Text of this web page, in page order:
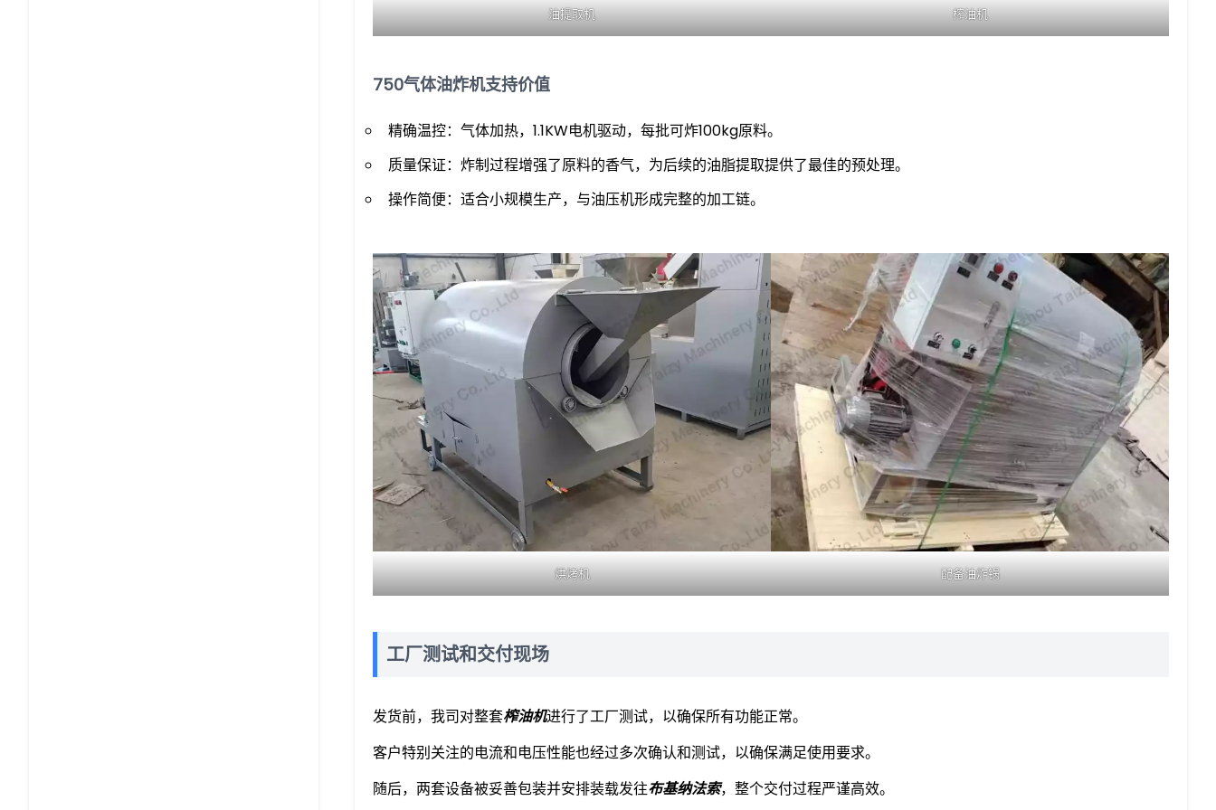
油提取机 榨油机
750气体油炸机支持价值
精确温控：气体加热，1.1KW电机驱动，每批可炸100kg原料。
质量保证：炸制过程增强了原料的香气，为后续的油脂提取提供了最佳的预处理。
操作简便：适合小规模生产，与油压机形成完整的加工链。
烘烤机 配备油炸锅
工厂测试和交付现场
发货前，我司对整套榨油机进行了工厂测试，以确保所有功能正常。
客户特别关注的电流和电压性能也经过多次确认和测试，以确保满足使用要求。
随后，两套设备被妥善包装并安排装载发往布基纳法索，整个交付过程严谨高效。